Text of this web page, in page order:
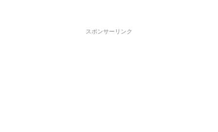
スポンサーリンク